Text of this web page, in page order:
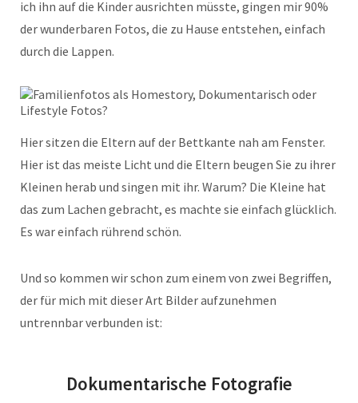
ich ihn auf die Kinder ausrichten müsste, gingen mir 90%
der wunderbaren Fotos, die zu Hause entstehen, einfach
durch die Lappen.
Hier sitzen die Eltern auf der Bettkante nah am Fenster.
Hier ist das meiste Licht und die Eltern beugen Sie zu ihrer
Kleinen herab und singen mit ihr. Warum? Die Kleine hat
das zum Lachen gebracht, es machte sie einfach glücklich.
Es war einfach rührend schön.
Und so kommen wir schon zum einem von zwei Begriffen,
der für mich mit dieser Art Bilder aufzunehmen
untrennbar verbunden ist:
Dokumentarische Fotografie